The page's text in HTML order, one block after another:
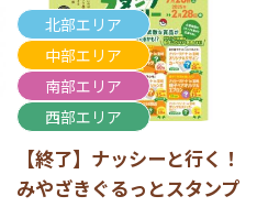
北部エリア
中部エリア
南部エリア
西部エリア
【終了】ナッシーと行く！
みやざきぐるっとスタンプ